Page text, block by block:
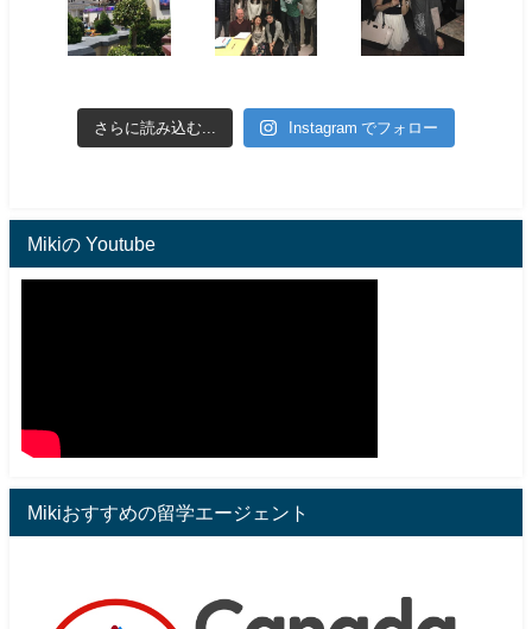
さらに読み込む... Instagram でフォロー
Mikiの Youtube
Mikiおすすめの留学エージェント